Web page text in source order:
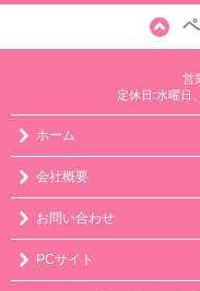
営
定休日:水曜日
ホーム
会社概要
お問い合わせ
PCサイト